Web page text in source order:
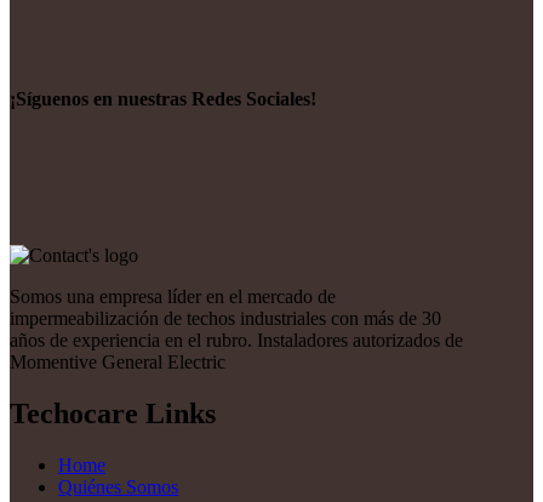
¡Síguenos en nuestras Redes Sociales!
Somos una empresa líder en el mercado de
impermeabilización de techos industriales con más de 30
años de experiencia en el rubro. Instaladores autorizados de
Momentive General Electric
Techocare Links
Home
Quiénes Somos